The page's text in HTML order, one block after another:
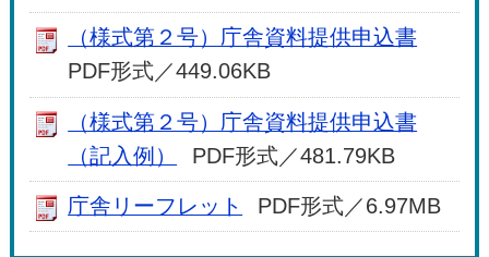
（様式第２号）庁舎資料提供申込書
PDF形式／449.06KB
（様式第２号）庁舎資料提供申込書
（記入例）
PDF形式／481.79KB
庁舎リーフレット PDF形式／6.97MB